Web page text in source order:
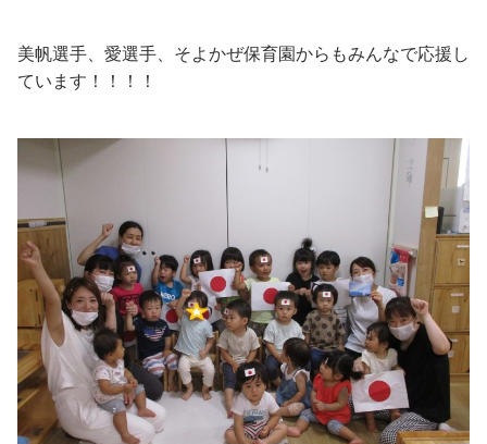
美帆選手、愛選手、そよかぜ保育園からもみんなで応援し
ています！！！！